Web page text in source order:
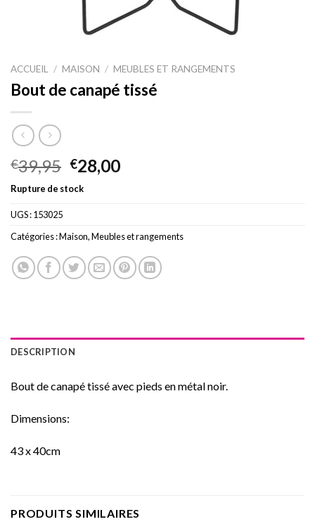
ACCUEIL / MAISON / MEUBLES ET RANGEMENTS
Bout de canapé tissé
€39,95 Le
prix
initial
€39,95.
€28,00Le
actuel
€28,00.
Rupture de stock
UGS :153025
Catégories :Maison,Meubles et rangements
DESCRIPTION
Bout de canapé tissé avec pieds en métal noir.
Dimensions:
43 x 40cm
PRODUITS SIMILAIRES